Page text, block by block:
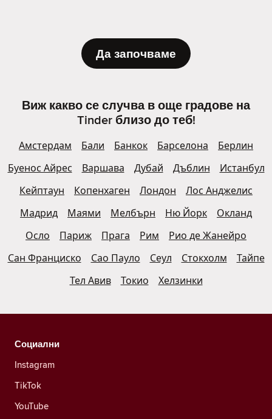
Да започваме
Виж какво се случва в още градове на
Tinder близо до теб!
Амстердам Бали Банкок Барселона
Берлин
Буенос Айрес
Варшава Дубай Дъблин
Истанбул
Кейптаун
Копенхаген Лондон
Лос Анджелис
Мадрид
Маями Мелбърн Ню Йорк
Окланд
Осло
Париж Прага Рим
Рио де Жанейро
Сан Франциско
Сао Пауло Сеул Стокхолм
Тайпе
Тел Авив
Токио Хелзинки
Социални
Instagram
TikTok
YouTube